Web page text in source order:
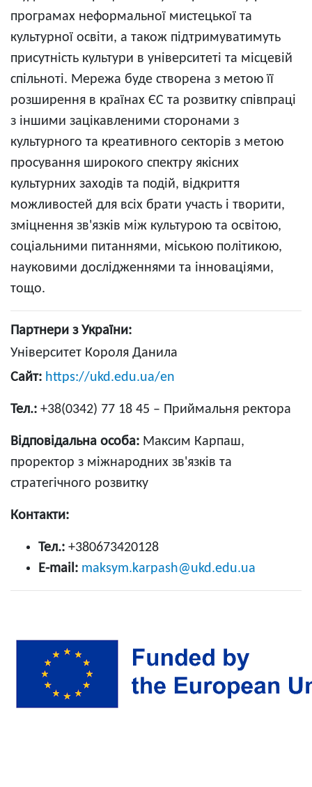
програмах неформальної мистецької та
культурної освіти, а також підтримуватимуть
присутність культури в університеті та місцевій
спільноті. Мережа буде створена з метою її
розширення в країнах ЄС та розвитку співпраці
з іншими зацікавленими сторонами з
культурного та креативного секторів з метою
просування широкого спектру якісних
культурних заходів та подій, відкриття
можливостей для всіх брати участь і творити,
зміцнення зв'язків між культурою та освітою,
соціальними питаннями, міською політикою,
науковими дослідженнями та інноваціями,
тощо.
Партнери з України:
Університет Короля Данила
Сайт: https://ukd.edu.ua/en
Тел.: +38(0342) 77 18 45 – Приймальня ректора
Відповідальна особа: Максим Карпаш,
проректор з міжнародних зв'язків та
стратегічного розвитку
Контакти:
Тел.: +380673420128
E-mail: maksym.karpash@ukd.edu.ua